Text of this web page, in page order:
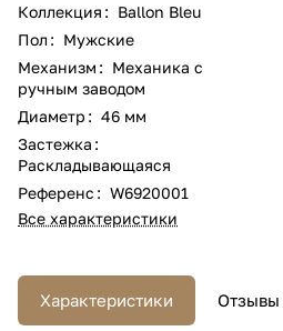
Коллекция : Ballon Bleu
Пол : Мужские
Механизм : Механика с
ручным заводом
Диаметр : 46 мм
Застежка :
Раскладывающаяся
Референс : W6920001
Все характеристики
Характеристики Отзывы